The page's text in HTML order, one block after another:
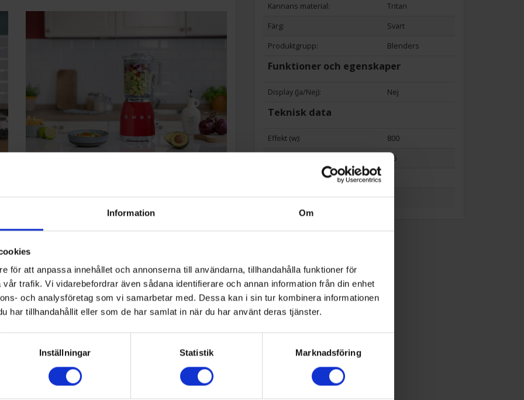
Information Om
för att anpassa innehållet och annonserna till användarna, tillhandahålla funktioner för
trafik. Vi vidarebefordrar även sådana identifierare och annan information från din enhet
och analysföretag som vi samarbetar med. Dessa kan i sin tur kombinera informationen
har tillhandahållit eller som de har samlat in när du har använt deras tjänster.
Inställningar Statistik Marknadsföring
Blendern erbjuder tre olika intensitetsnivåer som gör
det möjligt att anpassa konsistensen efter dina
önskemål. Den är utrustad med en
smidig, något som är särskilt praktiskt när du vill
tillaga flera recept efter varandra. De rostfria
knivarna drivs av fyra manuella hastigheter som ger
jämna resultat även vid små mängder mat. Med
blenderns mjuka uppstart kan du stegvis öka
hastigheten tills du når den nivå du behöver, vilket
Kannans material:
Tritan
Färg:
Svart
Produktgrupp:
Blenders
Funktioner och egenskaper
Display (Ja/Nej): Nej
Teknisk data
Effekt (w):
800
1.5
Antal inställningsnivåer (st):
Vikt (kg):
5